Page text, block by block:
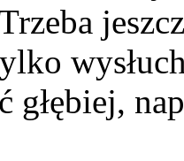
głębiej,